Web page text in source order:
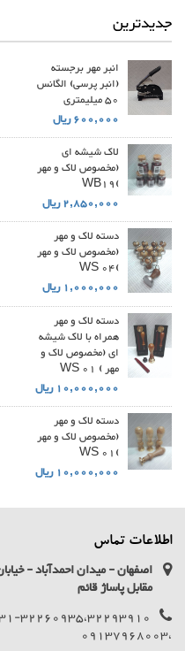
جدیدترین
انبر مهر برجسته
(انبر پرسی) الگانس
600,000 ریال
لاک شیشه ای
(مخصوص لاک و مهر
)WB19
2,850,000 ریال
دسته لاک و مهر
(مخصوص لاک و مهر
)WS 04
1,000,000 ریال
دسته لاک و مهر
همراه با لاک شیشه
ای (مخصوص لاک و
مهر ) WS 01
10,000,000 ریال
دسته لاک و مهر
(مخصوص لاک و مهر
)WS 01
10,000,000 ریال
اطلاعات تماس
اصفهان - ميدان احمدآباد -
مقابل پاساژ قائم